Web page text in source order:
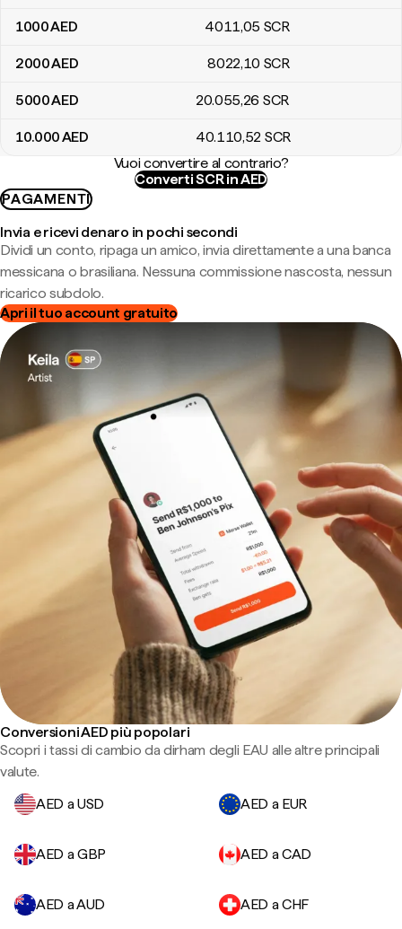
1000AED 4011,05 SCR
2000AED 8022,10 SCR
5000AED 20.055,26 SCR
10.000AED 40.110,52 SCR
Vuoi convertire al contrario?
Converti SCR in AED
PAGAMENTI
Invia e ricevi denaro in pochi secondi
Dividi un conto, ripaga un amico, invia direttamente a una banca
messicana o brasiliana. Nessuna commissione nascosta, nessun
ricarico subdolo.
Apri il tuo account gratuito
Conversioni AED più popolari
Scopri i tassi di cambio da dirham degli EAU alle altre principali
valute.
AED a USD
AED a EUR
AED a GBP AED a CAD
AED a AUD AED a CHF